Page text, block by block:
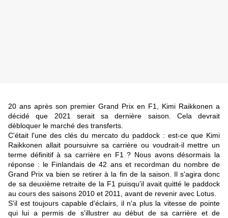
20 ans après son premier Grand Prix en F1, Kimi Raikkonen a
décidé que 2021 serait sa dernière saison. Cela devrait
débloquer le marché des transferts.
C'était l'une des clés du mercato du paddock : est-ce que Kimi
Raikkonen allait poursuivre sa carrière ou voudrait-il mettre un
terme définitif à sa carrière en F1 ? Nous avons désormais la
réponse : le Finlandais de 42 ans et recordman du nombre de
Grand Prix va bien se retirer à la fin de la saison. Il s'agira donc
de sa deuxième retraite de la F1 puisqu'il avait quitté le paddock
au cours des saisons 2010 et 2011, avant de revenir avec Lotus.
S'il est toujours capable d'éclairs, il n'a plus la vitesse de pointe
qui lui a permis de s'illustrer au début de sa carrière et de